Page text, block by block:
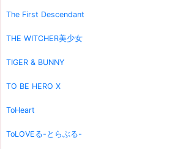
The First Descendant
THE WITCHER美少女
TIGER & BUNNY
TO BE HERO X
ToHeart
ToLOVEる-とらぶる-